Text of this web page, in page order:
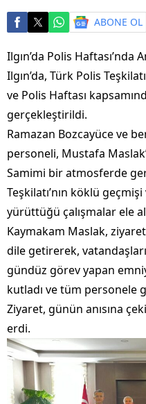
ABONE OL
Ilgın’da Polis Haftası’nda
Ilgın’da, Türk Polis
ve Polis Haftası
gerçekleştirildi.
Ramazan Bozcayüce ve
personeli, Mustafa
Samimi bir atmosferde
Teşkilatı’nın köklü
yürüttüğü çalışmalar ele
Kaymakam Maslak,
dile getirerek,
gündüz görev yapan
kutladı ve tüm personele
Ziyaret, günün anısına
erdi.